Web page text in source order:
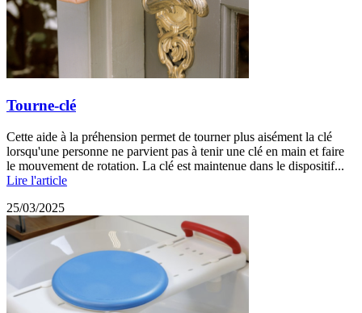
Tourne-clé
Cette aide à la préhension permet de tourner plus aisément la clé
lorsqu'une personne ne parvient pas à tenir une clé en main et faire
le mouvement de rotation. La clé est maintenue dans le dispositif...
Lire l'article
25/03/2025